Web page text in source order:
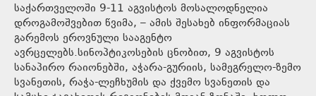
საქართველოში 9-11 აგვისტოს მოსალოდნელია
დროგამოშვებით წვიმა, – ამის შესახებ ინფორმაციას
გარემოს ეროვნული სააგენტო
ავრცელებს.სინოპტიკოსების ცნობით, 9 აგვისტოს
სანაპირო რაიონებში, აჭარა-გურიის, სამეგრელო-ზემო
სვანეთის, რაჭა-ლეჩხუმის და ქვემო სვანეთის და